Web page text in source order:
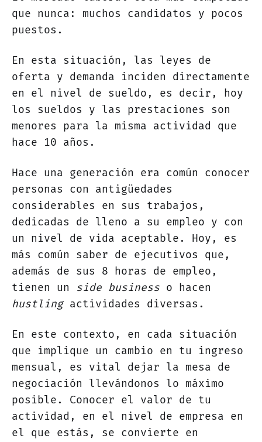
que nunca: muchos candidatos y pocos
puestos.
En esta situación, las leyes de
oferta y demanda inciden directamente
en el nivel de sueldo, es decir, hoy
los sueldos y las prestaciones son
menores para la misma actividad que
hace 10 años.
Hace una generación era común conocer
personas con antigüedades
considerables en sus trabajos,
dedicadas de lleno a su empleo y con
un nivel de vida aceptable. Hoy, es
más común saber de ejecutivos que,
además de sus 8 horas de empleo,
tienen un side business o hacen
hustlingactividades diversas.
En este contexto, en cada situación
que implique un cambio en tu ingreso
mensual, es vital dejar la mesa de
negociación llevándonos lo máximo
posible. Conocer el valor de tu
actividad, en el nivel de empresa en
el que estás, se convierte en